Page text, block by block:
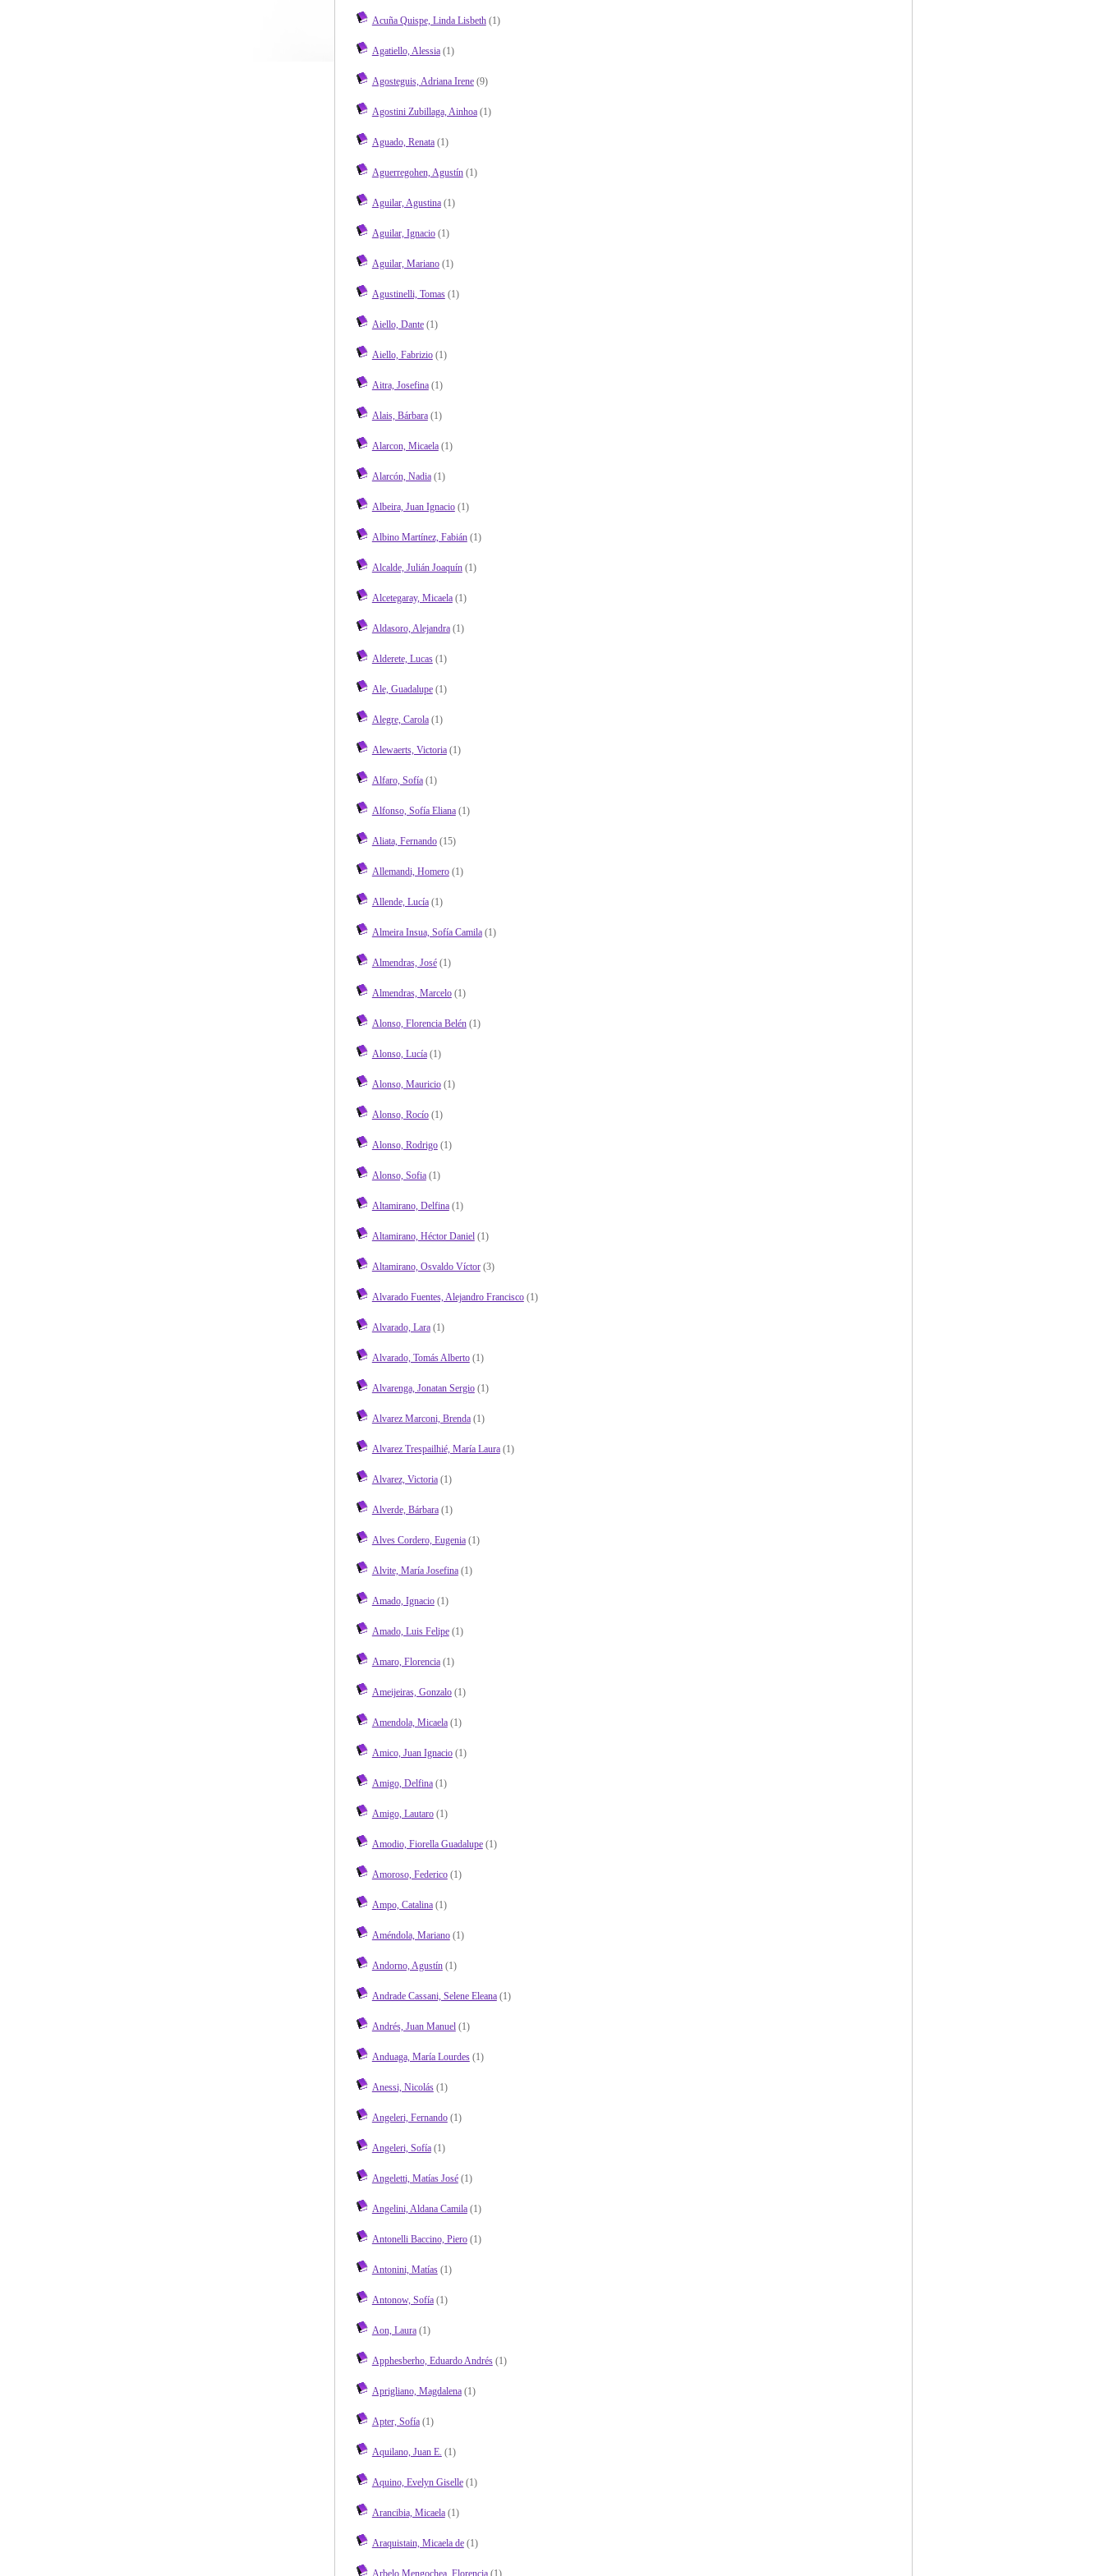
Acuña Quispe, Linda Lisbeth(1)
Agatiello, Alessia(1)
Agosteguis, Adriana Irene(9)
Agostini Zubillaga, Ainhoa(1)
Aguado, Renata(1)
Aguerregohen, Agustín(1)
Aguilar, Agustina(1)
Aguilar, Ignacio(1)
Aguilar, Mariano(1)
Agustinelli, Tomas(1)
Aiello, Dante(1)
Aiello, Fabrizio(1)
Aitra, Josefina(1)
Alais, Bárbara(1)
Alarcon, Micaela(1)
Alarcón, Nadia(1)
Albeira, Juan Ignacio(1)
Albino Martínez, Fabián(1)
Alcalde, Julián Joaquín(1)
Alcetegaray, Micaela(1)
Aldasoro, Alejandra(1)
Alderete, Lucas(1)
Ale, Guadalupe(1)
Alegre, Carola(1)
Alewaerts, Victoria(1)
Alfaro, Sofía(1)
Alfonso, Sofía Eliana(1)
Aliata, Fernando(15)
Allemandi, Homero(1)
Allende, Lucía(1)
Almeira Insua, Sofía Camila(1)
Almendras, José(1)
Almendras, Marcelo(1)
Alonso, Florencia Belén(1)
Alonso, Lucía(1)
Alonso, Mauricio(1)
Alonso, Rocío(1)
Alonso, Rodrigo(1)
Alonso, Sofia(1)
Altamirano, Delfina(1)
Altamirano, Héctor Daniel(1)
Altamirano, Osvaldo Víctor(3)
Alvarado Fuentes, Alejandro Francisco(1)
Alvarado, Lara(1)
Alvarado, Tomás Alberto(1)
Alvarenga, Jonatan Sergio(1)
Alvarez Marconi, Brenda(1)
Alvarez Trespailhié, María Laura(1)
Alvarez, Victoria(1)
Alverde, Bárbara(1)
Alves Cordero, Eugenia(1)
Alvite, María Josefina(1)
Amado, Ignacio(1)
Amado, Luis Felipe(1)
Amaro, Florencia(1)
Ameijeiras, Gonzalo(1)
Amendola, Micaela(1)
Amico, Juan Ignacio(1)
Amigo, Delfina(1)
Amigo, Lautaro(1)
Amodio, Fiorella Guadalupe(1)
Amoroso, Federico(1)
Ampo, Catalina(1)
Améndola, Mariano(1)
Andorno, Agustín(1)
Andrade Cassani, Selene Eleana(1)
Andrés, Juan Manuel(1)
Anduaga, María Lourdes(1)
Anessi, Nicolás(1)
Angeleri, Fernando(1)
Angeleri, Sofía(1)
Angeletti, Matías José(1)
Angelini, Aldana Camila(1)
Antonelli Baccino, Piero(1)
Antonini, Matías(1)
Antonow, Sofía(1)
Aon, Laura(1)
Apphesberho, Eduardo Andrés(1)
Aprigliano, Magdalena(1)
Apter, Sofía(1)
Aquilano, Juan E. (1)
Aquino, Evelyn Giselle(1)
Arancibia, Micaela(1)
Araquistain, Micaela de(1)
Arbelo Mengochea, Florencia(1)